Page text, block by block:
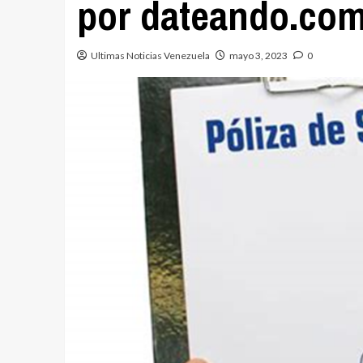
por
Ultimas Noticias Venezuela mayo 3, 2023 0